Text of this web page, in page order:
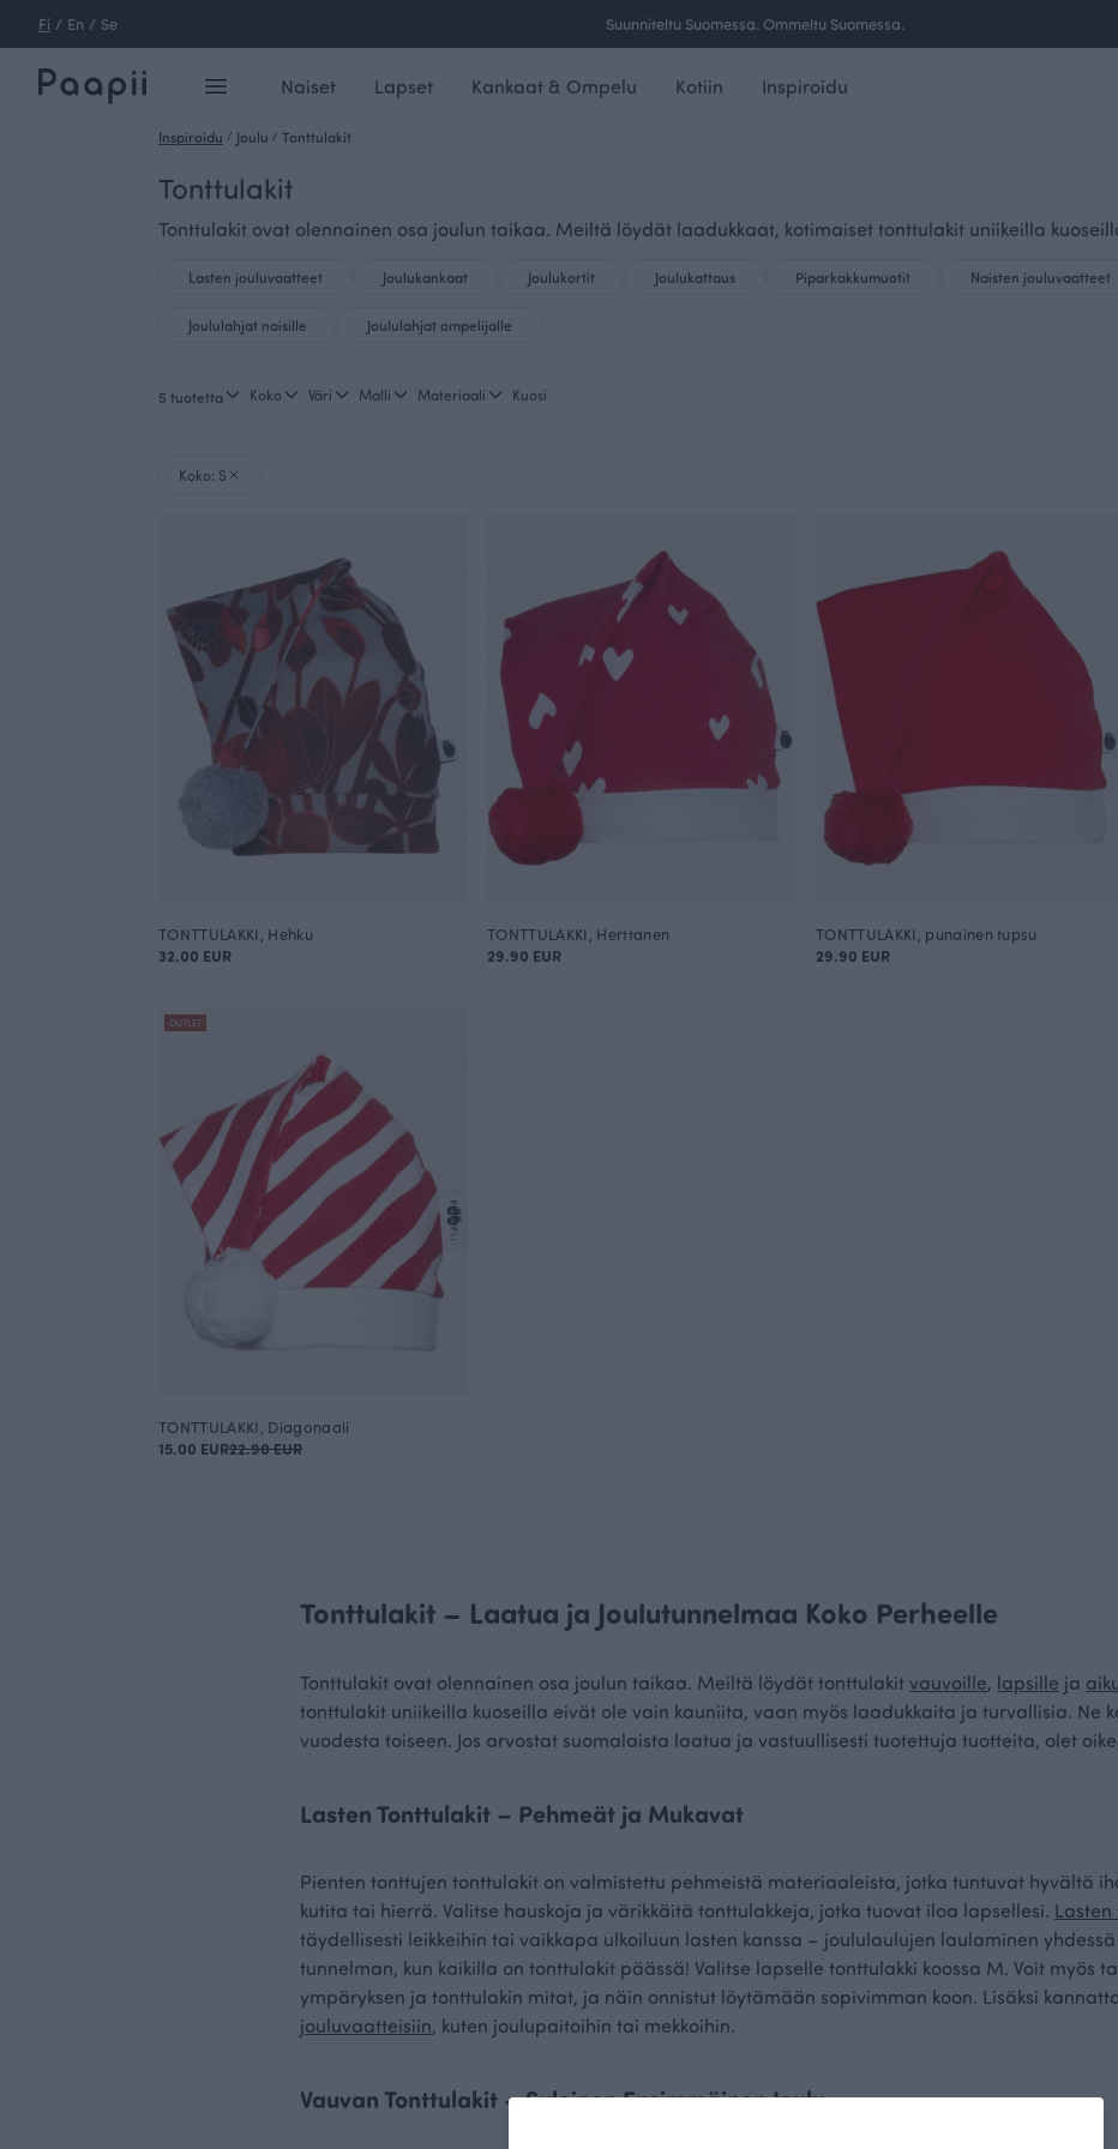
Fi / En / Se Suunniteltu Suomessa. Ommeltu Suomessa.
Naiset Lapset Kankaat & Ompelu Kotiin Inspiroidu
Inspiroidu / Joulu / Tonttulakit
Tonttulakit
Tonttulakit ovat olennainen osa joulun taikaa. Meiltä löydät laadukkaat, kotimaiset tonttulakit uniikeilla
Lasten jouluvaatteet Joulukankaat Joulukortit Joulukattaus Piparkakkumuotit Naisten jouluvaatteet
Joululahjat naisille Joululahjat ompelijalle
5 tuotetta Koko Väri Malli Materiaali Kuosi
Koko: S
TONTTULAKKI, Hehku
32.00 EUR
TONTTULAKKI, Herttanen
29.90 EUR
TONTTULAKKI, punainen tupsu
29.90 EUR
OUTLET
TONTTULAKKI, Diagonaali
15.00 EUR22.90 EUR
Tonttulakit – Laatua ja Joulutunnelmaa Koko Perheelle
Tonttulakit ovat olennainen osa joulun taikaa. Meiltä löydät tonttulakit vauvoille, lapsille ja
tonttulakit uniikeilla kuoseilla eivät ole vain kauniita, vaan myös laadukkaita ja turvallisia. Ne
vuodesta toiseen. Jos arvostat suomalaista laatua ja vastuullisesti tuotettuja tuotteita, olet
Lasten Tonttulakit – Pehmeät ja Mukavat
Pienten tonttujen tonttulakit on valmistettu pehmeistä materiaaleista, jotka tuntuvat hyvältä
kutita tai hierrä. Valitse hauskoja ja värikkäitä tonttulakkeja, jotka tuovat iloa lapsellesi.
täydellisesti leikkeihin tai vaikkapa ulkoiluun lasten kanssa – joululaulujen laulaminen
tunnelman, kun kaikilla on tonttulakit päässä! Valitse lapselle tonttulakki koossa M. Voit myös
ympäryksen ja tonttulakin mitat, ja näin onnistut löytämään sopivimman koon. Lisäksi
jouluvaatteisiin, kuten joulupaitoihin tai mekkoihin.
Vauvan Tonttulakit – Suloinen Ensimmäinen Joulu